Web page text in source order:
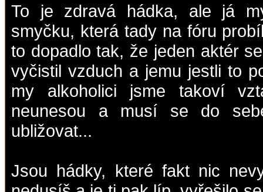
To je zdravá hádka, ale já
smyčku, která tady na fóru
to dopadlo tak, že jeden aktér
vyčistil vzduch a jemu jestli to
my alkoholici jsme takoví
neunesou a musí se do
ubližovat...
Jsou hádky, které fakt nic